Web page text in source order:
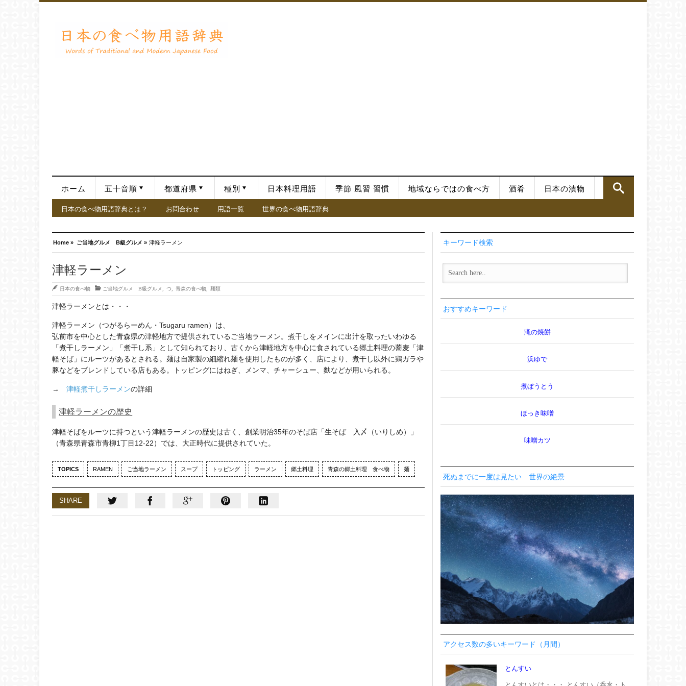
ホーム 五十音順 都道府県 種別 日本料理用語 季節 風習 習慣 地域ならではの食べ方 酒肴 日本の漬物
日本の食べ物用語辞典とは？ お問合わせ 用語一覧 世界の食べ物用語辞典
Home » ご当地グルメ B級グルメ » 津軽ラーメン
津軽ラーメン
日本の食べ物 ご当地グルメ B級グルメ つ 青森の食べ物 麺類
津軽ラーメンとは・・・
津軽ラーメン（つがるらーめん・Tsugaru ramen）は、
弘前市を中心とした青森県の津軽地方で提供されているご当地ラーメン。煮干しをメインに出汁を取ったいわゆる
「煮干しラーメン」「煮干し系」として知られており、古くから津軽地方を中心に食されている郷土料理の蕎麦「津
軽そば」にルーツがあるとされる。麺は自家製の細縮れ麺を使用したものが多く、店により、煮干し以外に鶏ガラや
豚などをブレンドしている店もある。トッピングにはねぎ、メンマ、チャーシュー、麩などが用いられる。
→ 津軽煮干しラーメンの詳細
津軽ラーメンの歴史
津軽そばをルーツに持つという津軽ラーメンの歴史は古く、創業明治35年のそば店「生そば 入〆（いりしめ）」
（青森県青森市青柳1丁目12-22）では、大正時代に提供されていた。
TOPICS RAMEN ご当地ラーメン スープ トッピング ラーメン 郷土料理 青森の郷土料理 食べ物 麺
SHARE
キーワード検索
おすすめキーワード
滝の焼餅
浜ゆで
煮ぼうとう
ほっき味噌
味噌カツ
死ぬまでに一度は見たい 世界の絶景
アクセス数の多いキーワード（月間）
とんすい
とんすいとは・・・ とんすい（呑水・ト